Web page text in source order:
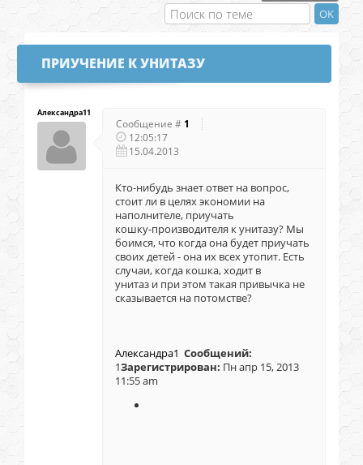
ПРИУЧЕНИЕ К УНИТАЗУ
Александра11
Сообщение # 1
12:05:17
15.04.2013
Кто-нибудь знает ответ на вопрос,
стоит ли в целях экономии на
наполнителе, приучать
кошку-производителя к унитазу? Мы
боимся, что когда она будет приучать
своих детей - она их всех утопит. Есть
случаи, когда кошка, ходит в
унитаз и при этом такая привычка не
сказывается на потомстве?
Александра1 Сообщений:
1Зарегистрирован: Пн апр 15, 2013
11:55 am